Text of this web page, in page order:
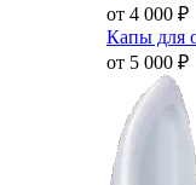
от 4 000 ₽
Капы для
от 5 000 ₽